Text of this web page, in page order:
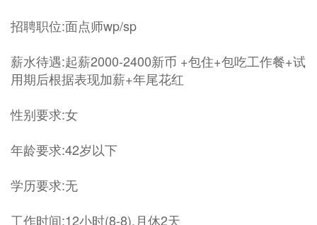
招聘职位:面点师wp/sp
薪水待遇:起薪2000-2400新币 +包住+包吃工作餐+试
用期后根据表现加薪+年尾花红
性别要求:女
年龄要求:42岁以下
学历要求:无
工作时间:12小时(8-8),月休2天